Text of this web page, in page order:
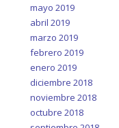
mayo 2019
abril 2019
marzo 2019
febrero 2019
enero 2019
diciembre 2018
noviembre 2018
octubre 2018